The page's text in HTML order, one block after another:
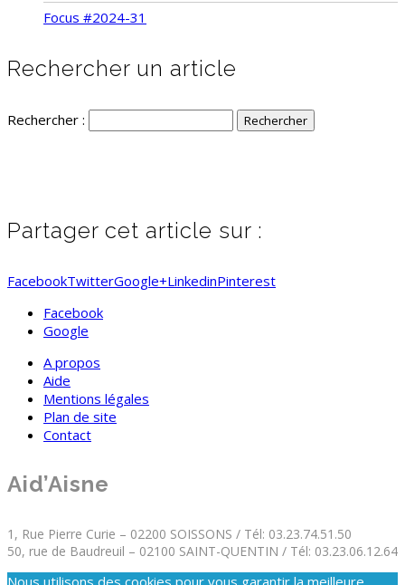
Focus #2024-31
Rechercher un article
Rechercher :
Partager cet article sur :
FacebookTwitterGoogle+LinkedinPinterest
Facebook
Google
A propos
Aide
Mentions légales
Plan de site
Contact
Aid’Aisne
1, Rue Pierre Curie – 02200 SOISSONS / Tél: 03.23.74.51.50
50, rue de Baudreuil – 02100 SAINT-QUENTIN / Tél: 03.23.06.12.64
Nous utilisons des cookies pour vous garantir la meilleure